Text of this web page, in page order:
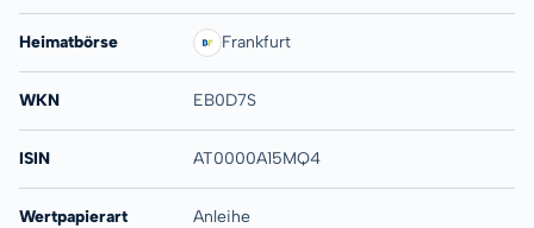
Heimatbörse Frankfurt
WKN EB0D7S
ISIN AT0000A15MQ4
Wertpapierart Anleihe